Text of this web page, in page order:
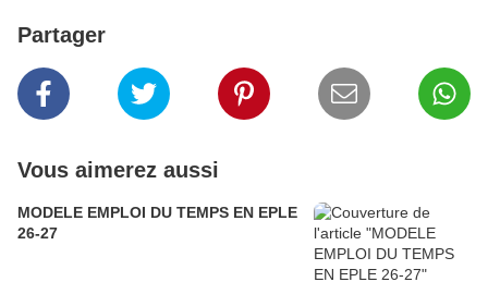
Partager
Vous aimerez aussi
MODELE EMPLOI DU TEMPS EN EPLE
26-27